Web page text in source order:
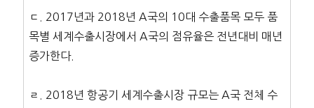
ㄷ. 2017년과 2018년 A국의 10대 수출품목 모두 품
목별 세계수출시장에서 A국의 점유율은 전년대비 매년
증가한다.
ㄹ. 2018년 항공기 세계수출시장 규모는 A국 전체 수